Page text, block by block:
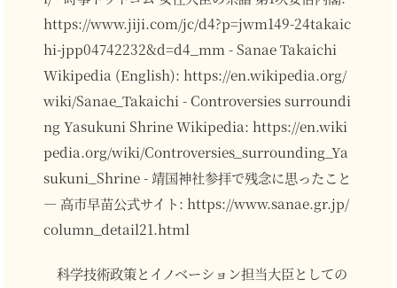
https://www.jiji.com/jc/d4?p=jwm149-24takaic
hi-jpp04742232&d=d4_mm - Sanae Takaichi
Wikipedia (English): https://en.wikipedia.org/
wiki/Sanae_Takaichi - Controversies surroundi
ng Yasukuni Shrine Wikipedia: https://en.wiki
pedia.org/wiki/Controversies_surrounding_Ya
sukuni_Shrine - 靖国神社参拝で残念に思ったこと
― 高市早苗公式サイト: https://www.sanae.gr.jp/
column_detail21.html
科学技術政策とイノベーション担当大臣としての